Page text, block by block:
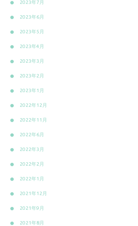
2023年7月
2023年6月
2023年5月
2023年4月
2023年3月
2023年2月
2023年1月
2022年12月
2022年11月
2022年6月
2022年3月
2022年2月
2022年1月
2021年12月
2021年9月
2021年8月